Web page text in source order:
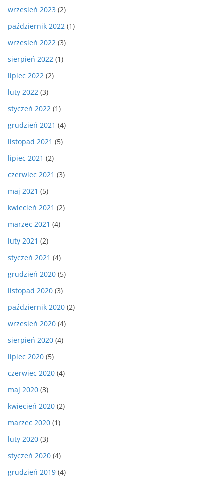
wrzesień 2023 (2)
październik 2022 (1)
wrzesień 2022 (3)
sierpień 2022 (1)
lipiec 2022 (2)
luty 2022 (3)
styczeń 2022 (1)
grudzień 2021 (4)
listopad 2021 (5)
lipiec 2021 (2)
czerwiec 2021 (3)
maj 2021 (5)
kwiecień 2021 (2)
marzec 2021 (4)
luty 2021 (2)
styczeń 2021 (4)
grudzień 2020 (5)
listopad 2020 (3)
październik 2020 (2)
wrzesień 2020 (4)
sierpień 2020 (4)
lipiec 2020 (5)
czerwiec 2020 (4)
maj 2020 (3)
kwiecień 2020 (2)
marzec 2020 (1)
luty 2020 (3)
styczeń 2020 (4)
grudzień 2019 (4)